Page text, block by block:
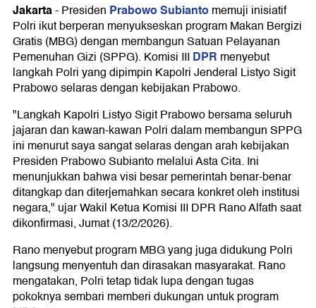
Jakarta-Presiden Prabowo Subiantomemuji inisiatif
Polri ikut berperan menyukseskan program Makan Bergizi
Gratis (MBG) dengan membangun Satuan Pelayanan
Pemenuhan Gizi (SPPG). Komisi IIIDPR menyebut
langkah Polri yang dipimpin Kapolri Jenderal Listyo Sigit
Prabowo selaras dengan kebijakan Prabowo.
"Langkah Kapolri Listyo Sigit Prabowo bersama seluruh
jajaran dan kawan-kawan Polri dalam membangun SPPG
ini menurut saya sangat selaras dengan arah kebijakan
Presiden Prabowo Subianto melalui Asta Cita. Ini
menunjukkan bahwa visi besar pemerintah benar-benar
ditangkap dan diterjemahkan secara konkret oleh institusi
negara," ujar Wakil Ketua Komisi III DPR Rano Alfath saat
dikonfirmasi, Jumat (13/2/2026).
Rano menyebut program MBG yang juga didukung Polri
langsung menyentuh dan dirasakan masyarakat. Rano
mengatakan, Polri tetap tidak lupa dengan tugas
pokoknya sembari memberi dukungan untuk program